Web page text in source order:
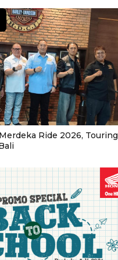
Ride 2026, Touring